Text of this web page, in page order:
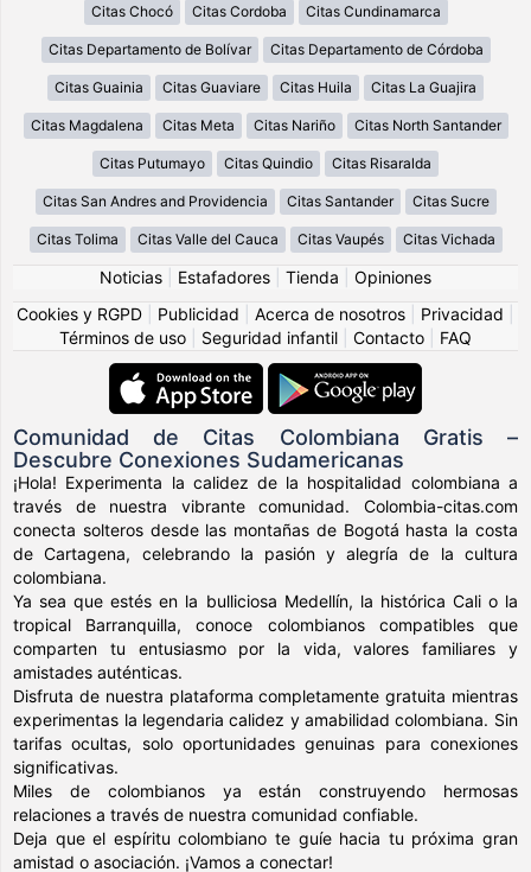
Citas Chocó Citas Cordoba Citas Cundinamarca
Citas Departamento de Bolívar Citas Departamento de Córdoba
Citas Guainia Citas Guaviare Citas Huila Citas La Guajira
Citas Magdalena Citas Meta Citas Nariño Citas North Santander
Citas Putumayo Citas Quindio Citas Risaralda
Citas San Andres and Providencia Citas Santander Citas Sucre
Citas Tolima Citas Valle del Cauca Citas Vaupés Citas Vichada
Noticias Estafadores Tienda
Opiniones
Cookies y RGPD
Publicidad Acerca de nosotros Privacidad
Términos de uso
Seguridad infantil Contacto FAQ
Comunidad de Citas Colombiana Gratis –
Descubre Conexiones Sudamericanas
¡Hola! Experimenta la calidez de la hospitalidad colombiana a
través de nuestra vibrante comunidad. Colombia-citas.com
conecta solteros desde las montañas de Bogotá hasta la costa
de Cartagena, celebrando la pasión y alegría de la cultura
colombiana.
Ya sea que estés en la bulliciosa Medellín, la histórica Cali o la
tropical Barranquilla, conoce colombianos compatibles que
comparten tu entusiasmo por la vida, valores familiares y
amistades auténticas.
Disfruta de nuestra plataforma completamente gratuita mientras
experimentas la legendaria calidez y amabilidad colombiana. Sin
tarifas ocultas, solo oportunidades genuinas para conexiones
significativas.
Miles de colombianos ya están construyendo hermosas
relaciones a través de nuestra comunidad confiable.
Deja que el espíritu colombiano te guíe hacia tu próxima gran
amistad o asociación. ¡Vamos a conectar!